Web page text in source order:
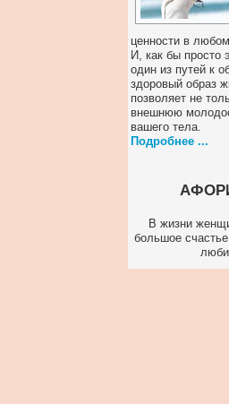
ценности в
И, как бы просто
один из путей к
здоровый образ
позволяет не
внешнюю
вашего тела.
Подробнее ...
В жизни
большое